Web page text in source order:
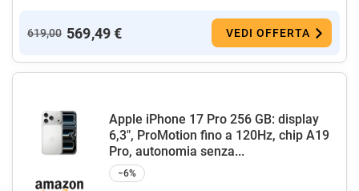
619,00 569,49 € VEDI OFFERTA
Apple iPhone 17 Pro 256 GB: display
6,3", ProMotion fino a 120Hz, chip A19
Pro, autonomia senza...
−6%